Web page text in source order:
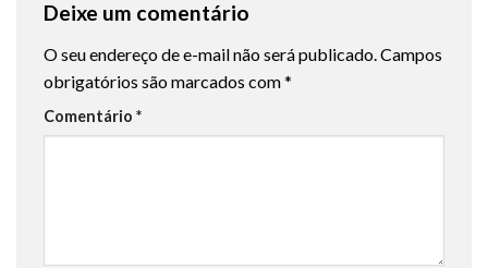
Deixe um comentário
O seu endereço de e-mail não será publicado.Campos
obrigatórios são marcados com*
Comentário *